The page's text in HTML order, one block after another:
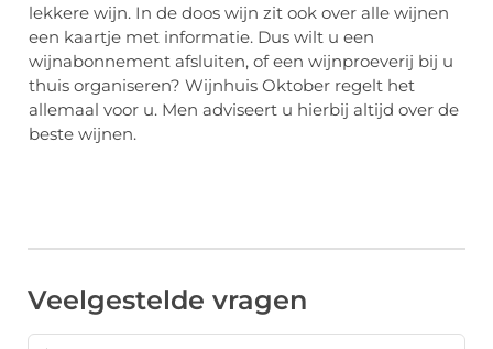
lekkere wijn. In de doos wijn zit ook over alle wijnen
een kaartje met informatie. Dus wilt u een
wijnabonnement afsluiten, of een wijnproeverij bij u
thuis organiseren? Wijnhuis Oktober regelt het
allemaal voor u. Men adviseert u hierbij altijd over de
beste wijnen.
Veelgestelde vragen